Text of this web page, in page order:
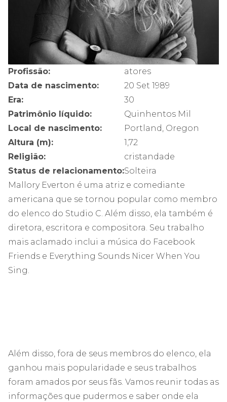
Profissão:
atores
Data de nascimento:
20 Set 1989
Era:
30
Patrimônio líquido:
Quinhentos Mil
Local de nascimento:
Portland, Oregon
Altura (m):
1,72
Religião:
cristandade
Status de relacionamento:Solteira
Mallory Everton é uma atriz e comediante
americana que se tornou popular como membro
do elenco do Studio C. Além disso, ela também é
diretora, escritora e compositora. Seu trabalho
mais aclamado inclui a música do Facebook
Friends e Everything Sounds Nicer When You
Sing.
Além disso, fora de seus membros do elenco, ela
ganhou mais popularidade e seus trabalhos
foram amados por seus fãs. Vamos reunir todas as
informações que pudermos e saber onde ela